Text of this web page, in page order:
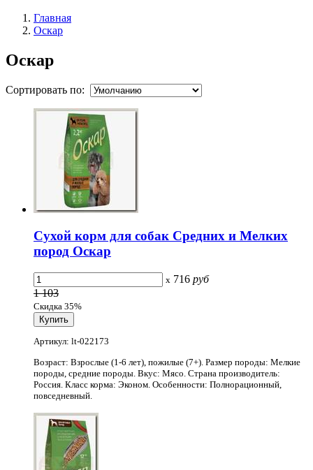
Главная
Оскар
Оскар
Сортировать по:
Сухой корм для собак Средних и Мелких
пород Оскар
x 716 руб
1 103
Скидка 35%
Артикул: lt-022173
Возраст: Взрослые (1-6 лет), пожилые (7+). Размер породы: Мелкие
породы, средние породы. Вкус: Мясо. Страна производитель:
Россия. Класс корма: Эконом. Особенности: Полнорационный,
повседневный.